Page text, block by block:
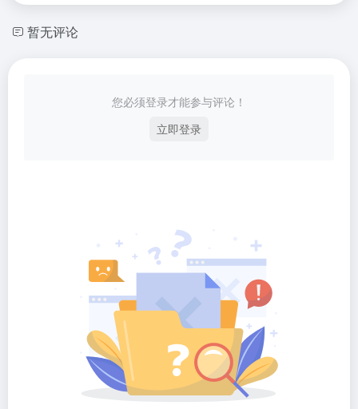
暂无评论
您必须登录才能参与评论！
立即登录